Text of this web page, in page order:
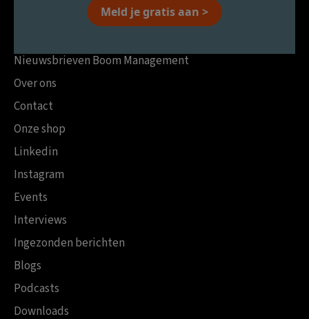
Meld je gratis aan >
Nieuwsbrieven Boom Management
Over ons
Contact
Onze shop
Linkedin
Instagram
Events
Interviews
Ingezonden berichten
Blogs
Podcasts
Downloads